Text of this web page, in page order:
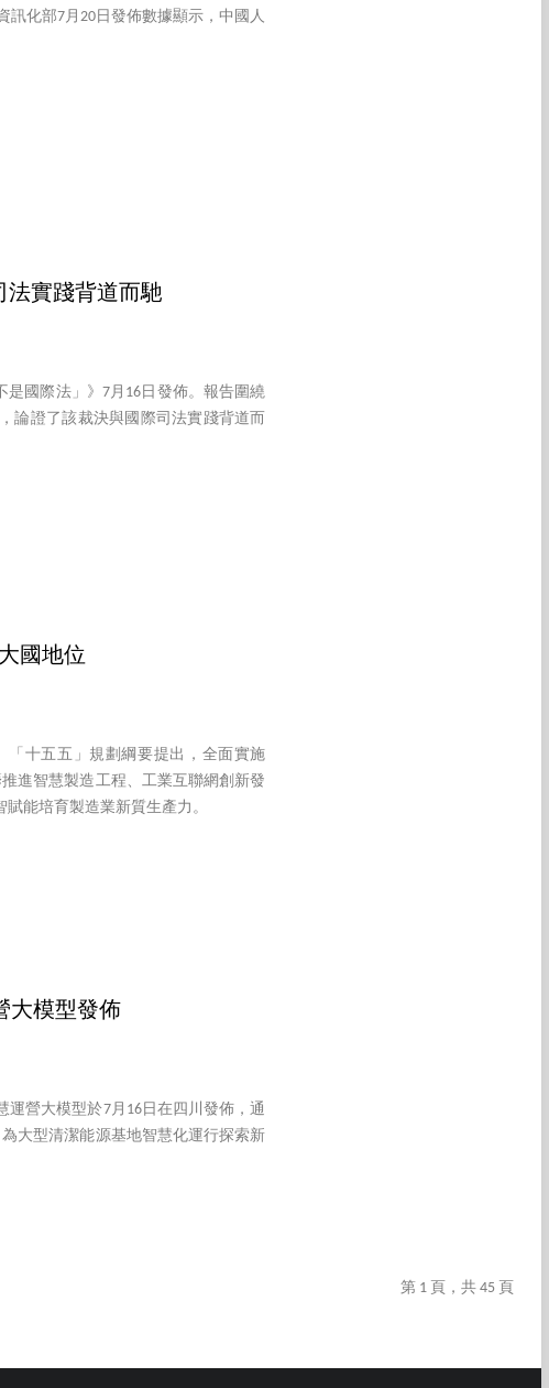
訊化部7月20日發佈數據顯示，中國人
法實踐背道而馳
國際法」》7月16日發佈。報告圍繞
論證了該裁決與國際司法實踐背道而
國地位
十五五」規劃綱要提出，全面實施
進智慧製造工程、工業互聯網創新發
能培育製造業新質生產力。
大模型發佈
營大模型於7月16日在四川發佈，通
大型清潔能源基地智慧化運行探索新
第 1 頁，共 45 頁